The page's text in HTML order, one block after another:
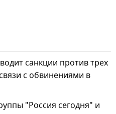
санкции против трех
с обвинениями в
"Россия сегодня" и